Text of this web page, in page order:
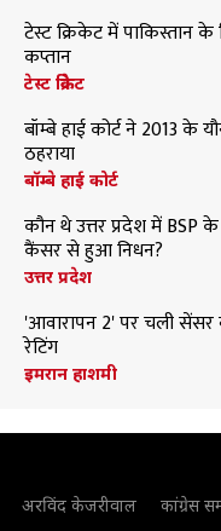
टेस्ट क्रिकेट में पाकिस्तान
कप्तान
टेस्ट क्रिकेट
बॉम्बे हाई कोर्ट ने 2013 के
ठहराया
बॉम्बे हाई कोर्ट
कौन थे उत्तर प्रदेश में BSP
कैंसर से हुआ निधन?
उत्तर प्रदेश
'आवारापन 2' पर चली सेंसर
रेटिंग
इमरान हाशमी
अरविंद केजरीवाल कांग्रेस